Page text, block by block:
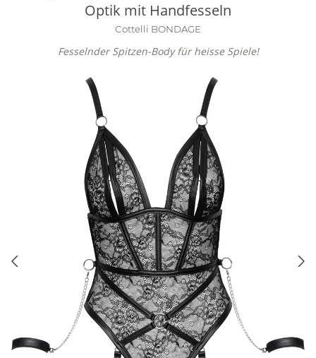
Optik mit Handfesseln
Cottelli BONDAGE
Fesselnder Spitzen-Body für heisse Spiele!